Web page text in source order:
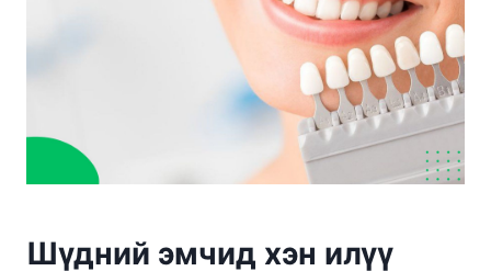
Шүдний эмчид хэн илүү